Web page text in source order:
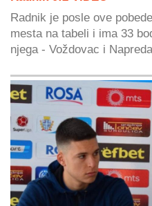
Radnik je posle ove
mesta na tabeli i ima 33
njega - Voždovac i